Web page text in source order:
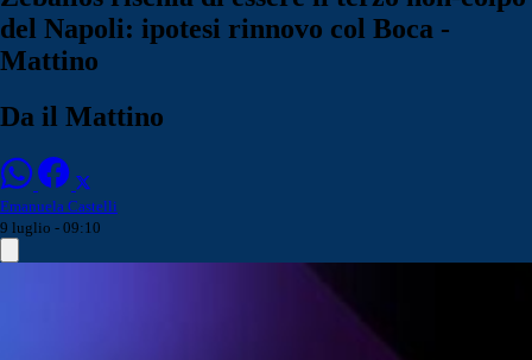
del Napoli: ipotesi rinnovo col Boca -
Mattino
Da il Mattino
Emanuela Castelli
9 luglio - 09:10